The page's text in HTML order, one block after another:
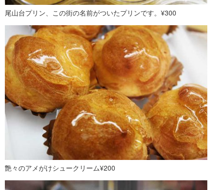
尾山台プリン、この街の名前がついたプリンです。¥300
艶々のアメがけシュークリーム¥200